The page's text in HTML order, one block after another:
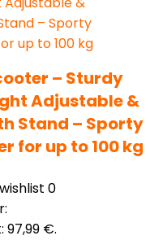
– Sturdy
Adjustable &
Stand – Sporty
for up to 100 kg
0
97,99 €.